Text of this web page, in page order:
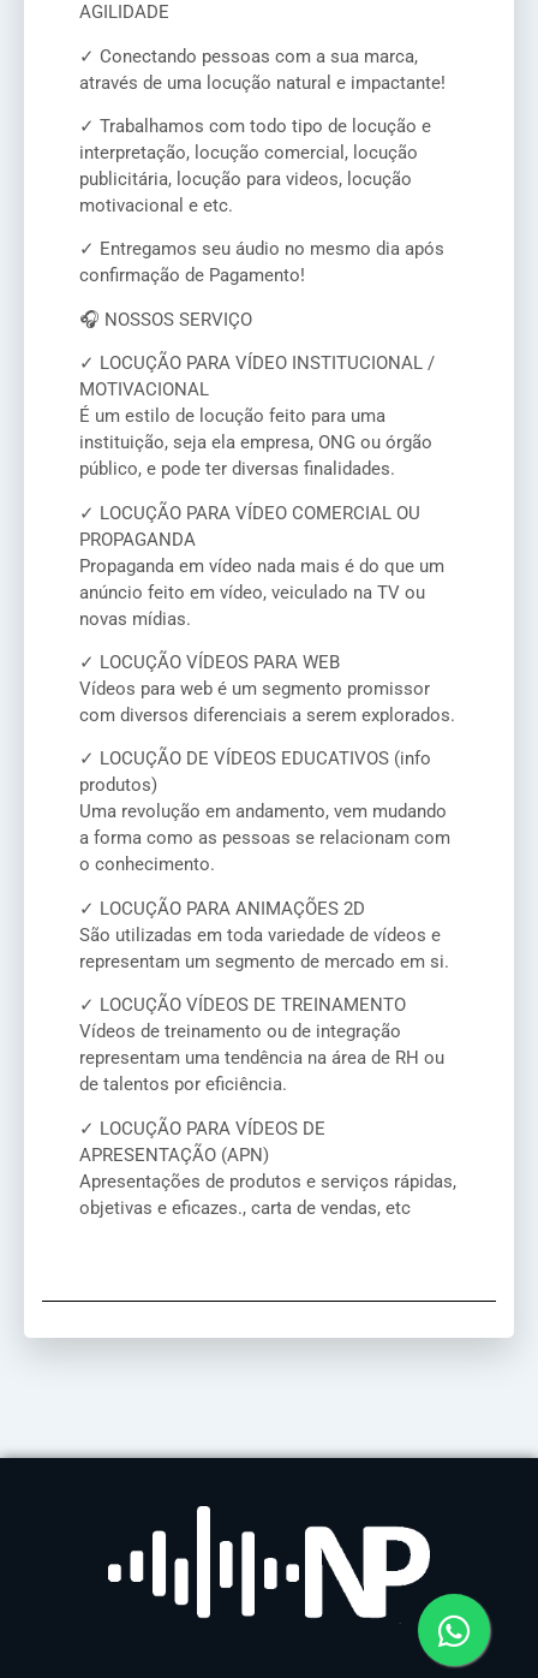
AGILIDADE
✓ Conectando pessoas com a sua marca,
através de uma locução natural e impactante!
✓ Trabalhamos com todo tipo de locução e
interpretação, locução comercial, locução
publicitária, locução para videos, locução
motivacional e etc.
✓ Entregamos seu áudio no mesmo dia após
confirmação de Pagamento!
🎧 NOSSOS SERVIÇO
✓ LOCUÇÃO PARA VÍDEO INSTITUCIONAL /
MOTIVACIONAL
É um estilo de locução feito para uma
instituição, seja ela empresa, ONG ou órgão
público, e pode ter diversas finalidades.
✓ LOCUÇÃO PARA VÍDEO COMERCIAL OU
PROPAGANDA
Propaganda em vídeo nada mais é do que um
anúncio feito em vídeo, veiculado na TV ou
novas mídias.
✓ LOCUÇÃO VÍDEOS PARA WEB
Vídeos para web é um segmento promissor
com diversos diferenciais a serem explorados.
✓ LOCUÇÃO DE VÍDEOS EDUCATIVOS (info
produtos)
Uma revolução em andamento, vem mudando
a forma como as pessoas se relacionam com
o conhecimento.
✓ LOCUÇÃO PARA ANIMAÇÕES 2D
São utilizadas em toda variedade de vídeos e
representam um segmento de mercado em si.
✓ LOCUÇÃO VÍDEOS DE TREINAMENTO
Vídeos de treinamento ou de integração
representam uma tendência na área de RH ou
de talentos por eficiência.
✓ LOCUÇÃO PARA VÍDEOS DE
APRESENTAÇÃO (APN)
Apresentações de produtos e serviços rápidas,
objetivas e eficazes., carta de vendas, etc